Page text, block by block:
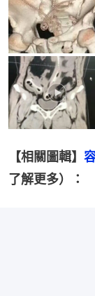
【相關圖輯】
了解更多）：